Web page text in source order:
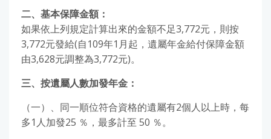
二、基本保障金額：
如果依上列規定計算出來的金額不足3,772元，則按
3,772元發給(自109年1月起，遺屬年金給付保障金額
由3,628元調整為3,772元)。
三、按遺屬人數加發年金：
（一）、同一順位符合資格的遺屬有2個人以上時，每
多1人加發25 ％，最多計至 50 ％。